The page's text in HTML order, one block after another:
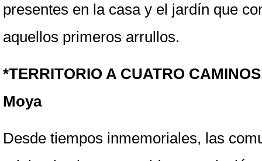
presentes en la casa y el jardín que
aquellos primeros arrullos.
*TERRITORIO A CUATRO
Moya
Desde tiempos inmemoriales, las